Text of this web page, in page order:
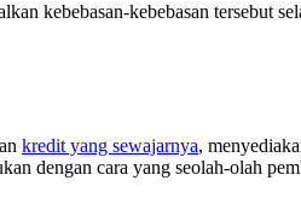
kebebasan-kebebasan tersebut
kredit yang sewajarnya,
dengan cara yang seolah-olah